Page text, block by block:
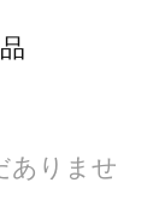
ありませ